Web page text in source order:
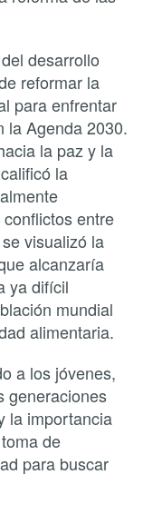
desarrollo
reformar la
para enfrentar
la Agenda 2030.
la paz y la
la
entre
visualizó la
alcanzaría
ya difícil
mundial
alimentaria.
a los jóvenes,
generaciones
la importancia
de
para buscar